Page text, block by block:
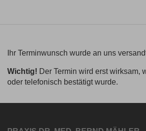
Ihr Terminwunsch wurde an uns
Wichtig! Der Termin wird erst wirksam,
oder telefonisch bestätigt wurde.